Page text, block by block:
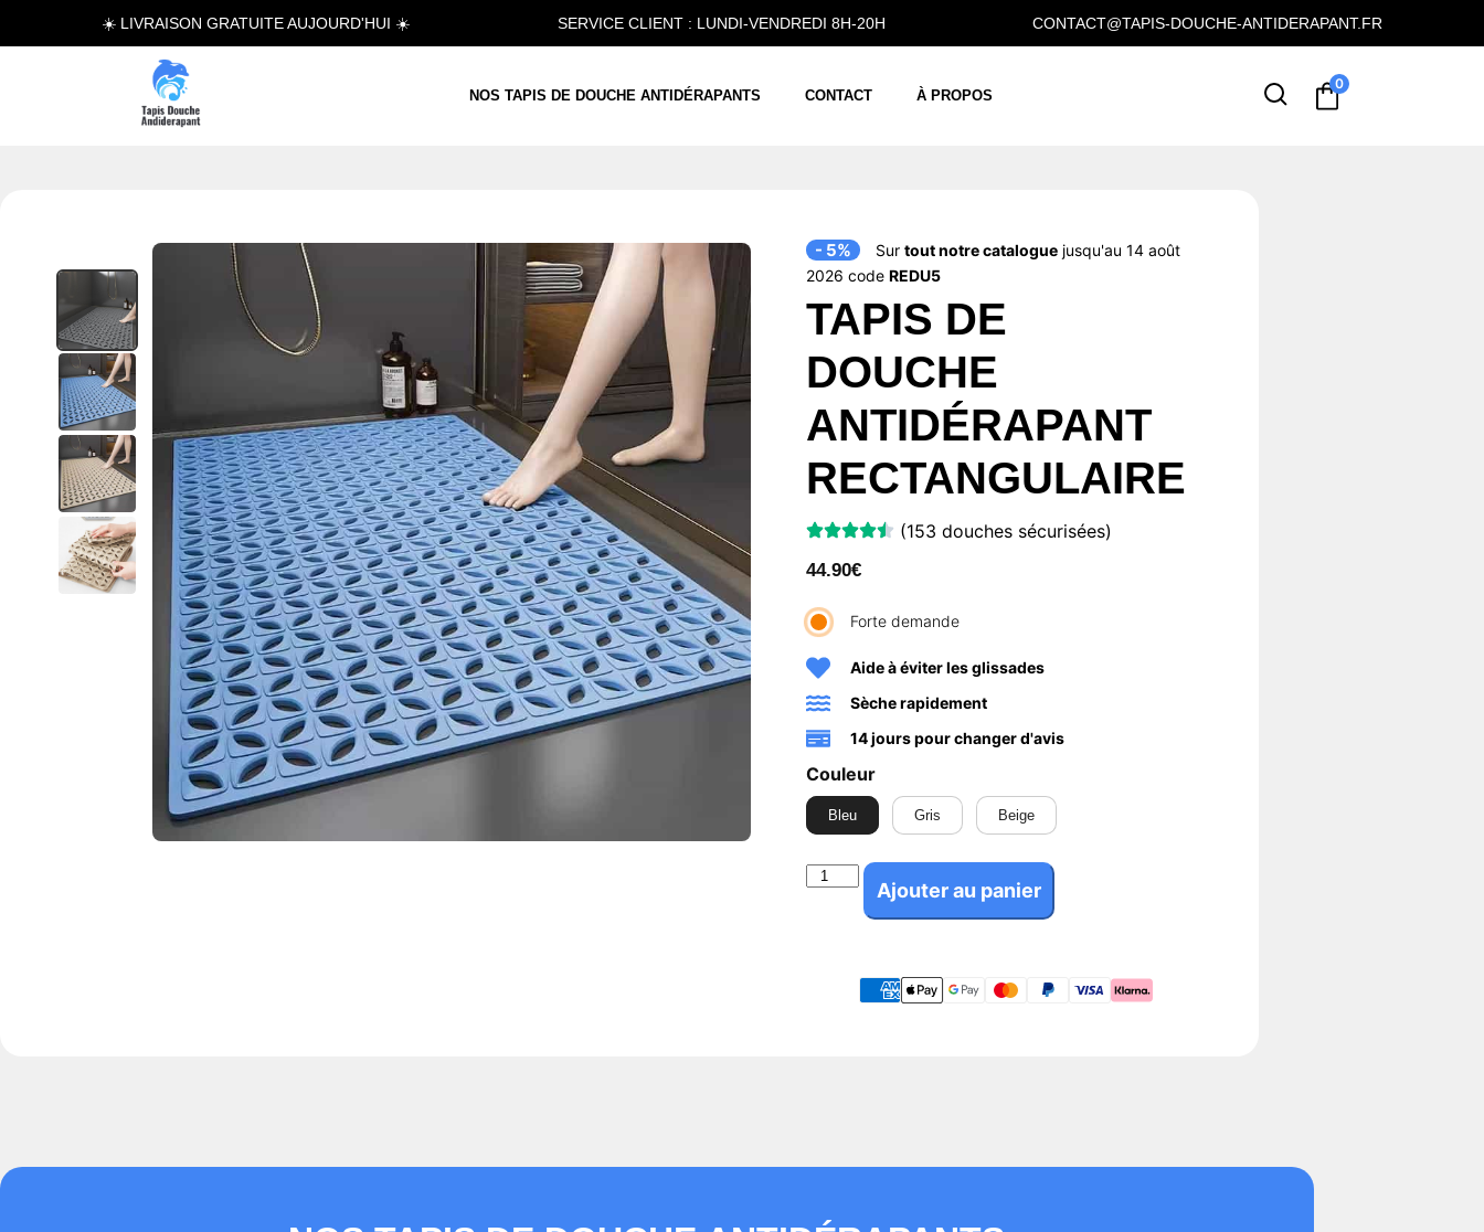
☀️ LIVRAISON GRATUITE AUJOURD'HUI ☀️ SERVICE CLIENT : LUNDI-VENDREDI 8H-20H CONTACT@TAPIS-DOUCHE-ANTIDERAPANT.FR
NOS TAPIS DE DOUCHE ANTIDÉRAPANTS CONTACT À PROPOS
0
- 5% Sur tout notre cataloguejusqu'au 14 août
2026 code REDU5
TAPIS DE
DOUCHE
ANTIDÉRAPANT
RECTANGULAIRE
(153 douches sécurisées)
44.90€
Forte demande
Aide à éviter les glissades
Sèche rapidement
14 jours pour changer d'avis
Couleur
Bleu Gris Beige
Ajouter au panier